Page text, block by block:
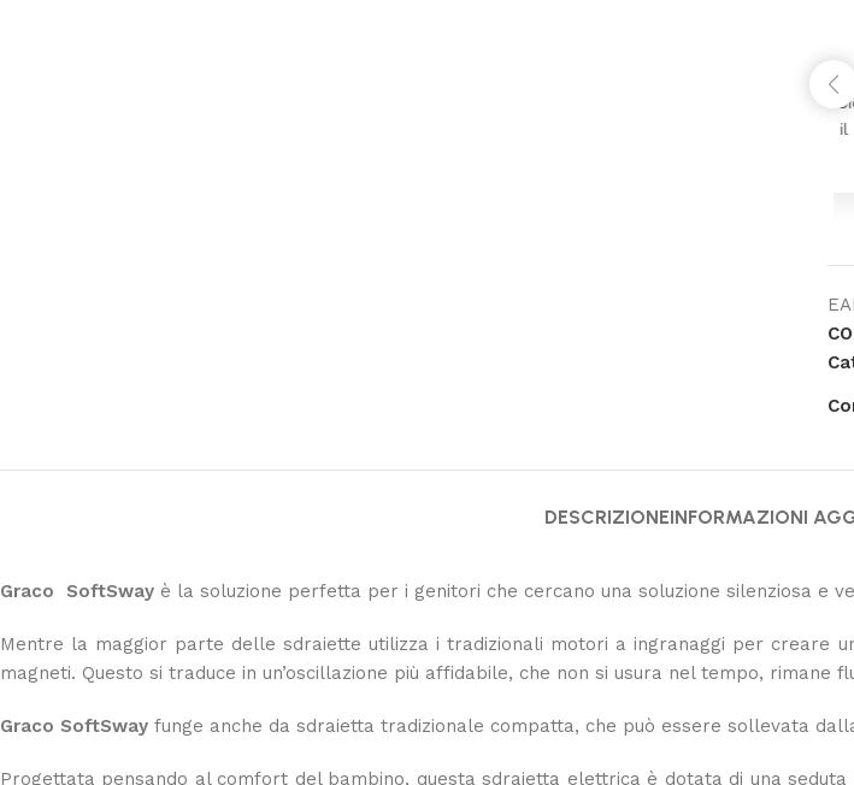
DESCRIZIONEINFORMAZIONI
Graco SoftSway è la soluzione perfetta per i genitori che cercano una soluzione silenziosa e
Mentre la maggior parte delle sdraiette utilizza i tradizionali motori a ingranaggi per creare
magneti. Questo si traduce in un’oscillazione più affidabile, che non si usura nel tempo,
Graco SoftSway funge anche da sdraietta tradizionale compatta, che può essere sollevata
Progettata pensando al comfort del bambino, questa sdraietta elettrica è dotata di una